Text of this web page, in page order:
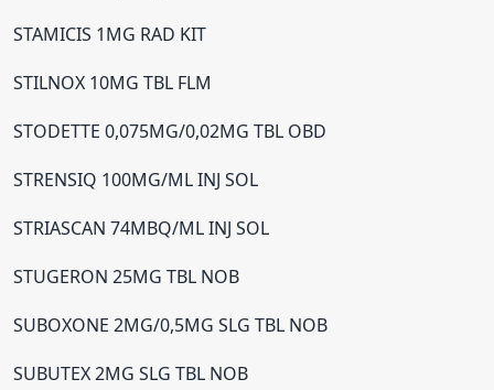
STAMICIS 1MG RAD KIT
STILNOX 10MG TBL FLM
STODETTE 0,075MG/0,02MG TBL OBD
STRENSIQ 100MG/ML INJ SOL
STRIASCAN 74MBQ/ML INJ SOL
STUGERON 25MG TBL NOB
SUBOXONE 2MG/0,5MG SLG TBL NOB
SUBUTEX 2MG SLG TBL NOB